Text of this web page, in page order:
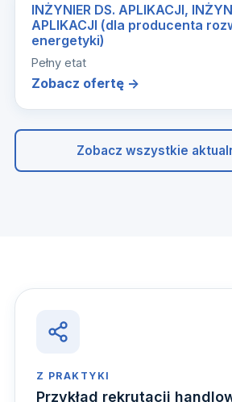
INŻYNIER DS. APLIKACJI,
APLIKACJI (dla producenta
energetyki)
Pełny etat
Zobacz ofertę →
Zobacz wszystkie
Z PRAKTYKI
Przykład rekrutacji